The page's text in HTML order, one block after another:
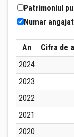
Patrimoniul
Numar
An Cifra de
2024
2023
2022
2021
2020